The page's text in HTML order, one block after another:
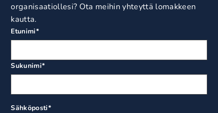
organisaatiollesi? Ota meihin yhteyttä lomakkeen
kautta.
Etunimi*
Sukunimi*
Sähköposti*